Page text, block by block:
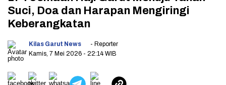
Suci, Doa dan Harapan Mengiringi
Keberangkatan
Kilas Garut News
- Reporter
Kamis, 7 Mei 2026 - 22:14 WIB